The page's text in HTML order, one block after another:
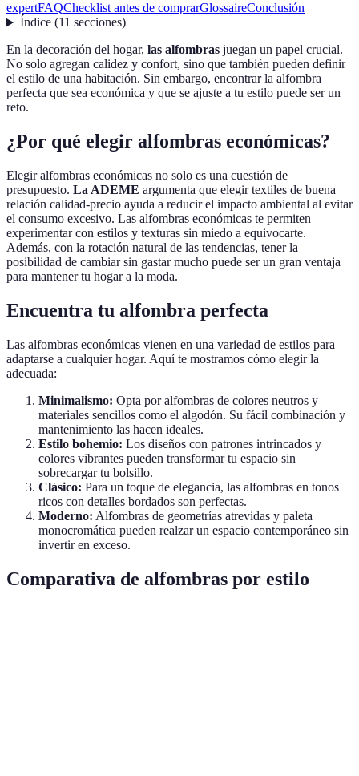
expertFAQChecklist antes de comprarGlossaireConclusión
Índice(11 secciones)
En la decoración del hogar, las alfombras juegan un papel crucial.
No solo agregan calidez y confort, sino que también pueden definir
el estilo de una habitación. Sin embargo, encontrar la alfombra
perfecta que sea económica y que se ajuste a tu estilo puede ser un
reto.
¿Por qué elegir alfombras económicas?
Elegir alfombras económicas no solo es una cuestión de
presupuesto. La ADEME argumenta que elegir textiles de buena
relación calidad-precio ayuda a reducir el impacto ambiental al evitar
el consumo excesivo. Las alfombras económicas te permiten
experimentar con estilos y texturas sin miedo a equivocarte.
Además, con la rotación natural de las tendencias, tener la
posibilidad de cambiar sin gastar mucho puede ser un gran ventaja
para mantener tu hogar a la moda.
Encuentra tu alfombra perfecta
Las alfombras económicas vienen en una variedad de estilos para
adaptarse a cualquier hogar. Aquí te mostramos cómo elegir la
adecuada:
Minimalismo: Opta por alfombras de colores neutros y
materiales sencillos como el algodón. Su fácil combinación y
mantenimiento las hacen ideales.
Estilo bohemio: Los diseños con patrones intrincados y
colores vibrantes pueden transformar tu espacio sin
sobrecargar tu bolsillo.
Clásico: Para un toque de elegancia, las alfombras en tonos
ricos con detalles bordados son perfectas.
Moderno: Alfombras de geometrías atrevidas y paleta
monocromática pueden realzar un espacio contemporáneo sin
invertir en exceso.
Comparativa de alfombras por estilo